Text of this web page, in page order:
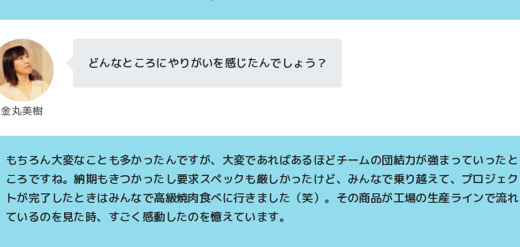
金丸美樹
どんなところにやりがいを感じたんでしょう？
もちろん大変なことも多かったんですが、大変であればあるほどチームの団結力が強まっていったと
ころですね。納期もきつかったし要求スペックも厳しかったけど、みんなで乗り越えて、プロジェク
トが完了したときはみんなで高級焼肉食べに行きました（笑）。その商品が工場の生産ラインで流れ
ているのを見た時、すごく感動したのを憶えています。